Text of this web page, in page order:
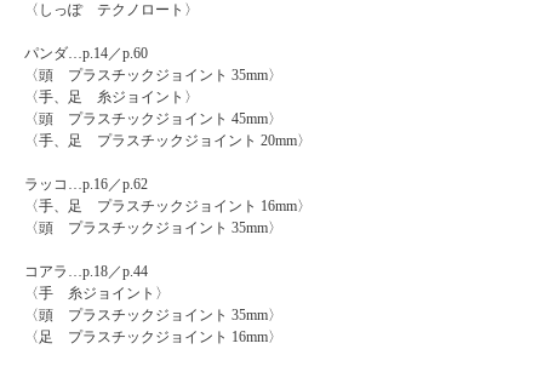
〈しっぽ テクノロート〉
パンダ…p.14／p.60
〈頭 プラスチックジョイント 35mm〉
〈手、足 糸ジョイント〉
〈頭 プラスチックジョイント 45mm〉
〈手、足 プラスチックジョイント 20mm〉
ラッコ…p.16／p.62
〈手、足 プラスチックジョイント 16mm〉
〈頭 プラスチックジョイント 35mm〉
コアラ…p.18／p.44
〈手 糸ジョイント〉
〈頭 プラスチックジョイント 35mm〉
〈足 プラスチックジョイント 16mm〉